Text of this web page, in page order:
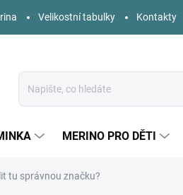
Velikostní tabulky Kontakty
MERINO PRO DĚTI
tu správnou značku?